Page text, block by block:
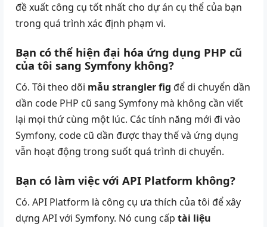
đề xuất công cụ tốt nhất cho dự án cụ thể của bạn
trong quá trình xác định phạm vi.
Bạn có thể hiện đại hóa ứng dụng PHP cũ
của tôi sang Symfony không?
Có. Tôi theo dõi mẫu strangler fig để di chuyển dần
dần code PHP cũ sang Symfony mà không cần viết
lại mọi thứ cùng một lúc. Các tính năng mới đi vào
Symfony, code cũ dần được thay thế và ứng dụng
vẫn hoạt động trong suốt quá trình di chuyển.
Bạn có làm việc với API Platform không?
Có. API Platform là công cụ ưa thích của tôi để xây
dựng API với Symfony. Nó cung cấp tài liệu